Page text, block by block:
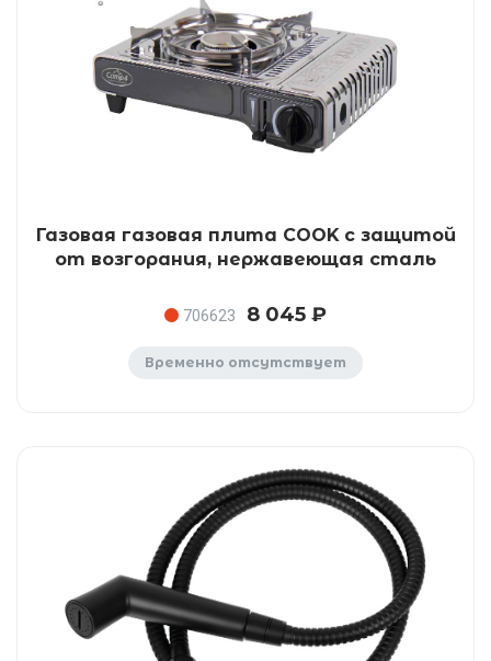
Газовая газовая плита COOK с защитой
от возгорания, нержавеющая сталь
706623 8 045 ₽
Временно отсутствует